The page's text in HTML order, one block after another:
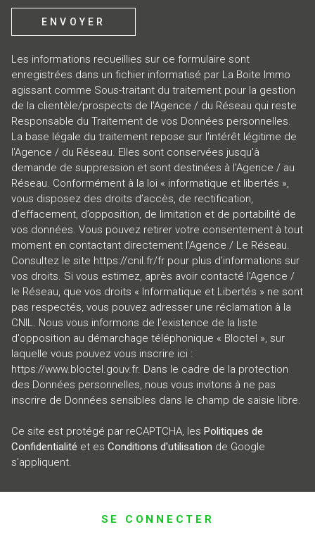
ENVOYER
Les informations recueillies sur ce formulaire sont
enregistrées dans un fichier informatisé par La Boite Immo
agissant comme Sous-traitant du traitement pour la gestion
de la clientèle/prospects de l'Agence / du Réseau qui reste
Responsable du Traitement de vos Données personnelles.
La base légale du traitement repose sur l'intérêt légitime de
l'Agence / du Réseau. Elles sont conservées jusqu'à
demande de suppression et sont destinées à l'Agence / au
Réseau. Conformément à la loi « informatique et libertés »,
vous disposez des droits d’accès, de rectification,
d’effacement, d’opposition, de limitation et de portabilité de
vos données. Vous pouvez retirer votre consentement à tout
moment en contactant directement l’Agence / Le Réseau.
Consultez le site https://cnil.fr/fr pour plus d’informations sur
vos droits. Si vous estimez, après avoir contacté l'Agence /
le Réseau, que vos droits « Informatique et Libertés » ne sont
pas respectés, vous pouvez adresser une réclamation à la
CNIL. Nous vous informons de l’existence de la liste
d'opposition au démarchage téléphonique « Bloctel », sur
laquelle vous pouvez vous inscrire ici :
https://www.bloctel.gouv.fr. Dans le cadre de la protection
des Données personnelles, nous vous invitons à ne pas
inscrire de Données sensibles dans le champ de saisie libre.
Ce site est protégé par reCAPTCHA, les Politiques de
Confidentialité et es Conditions d'utilisation de Google
s'appliquent.
SE CONNECTER